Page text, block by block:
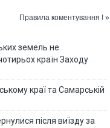
Правила коментування ! »
земель не
країн Заходу
краї та Самарській
після виїзду за